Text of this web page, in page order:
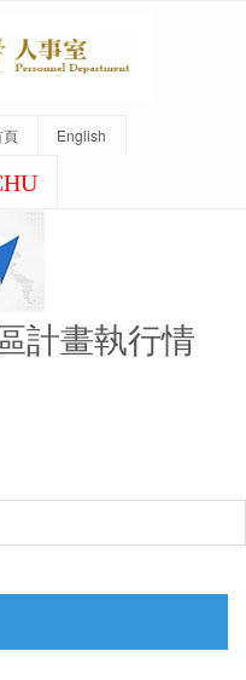
頁 English
計畫執行情